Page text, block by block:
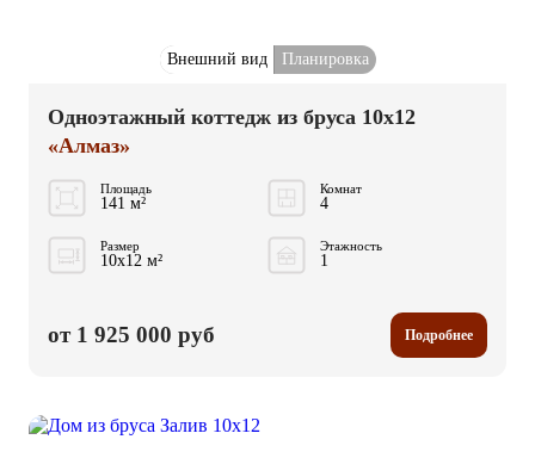
Внешний вид Планировка
Одноэтажный коттедж из бруса 10x12
«Алмаз»
Площадь
141 м²
Комнат
4
Размер
10x12 м²
Этажность
1
от 1 925 000 руб Подробнее